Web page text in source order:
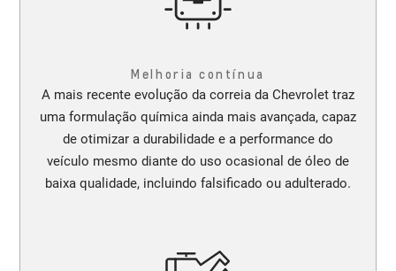
Melhoria contínua
A mais recente evolução da correia da Chevrolet traz
uma formulação química ainda mais avançada, capaz
de otimizar a durabilidade e a performance do
veículo mesmo diante do uso ocasional de óleo de
baixa qualidade, incluindo falsificado ou adulterado.